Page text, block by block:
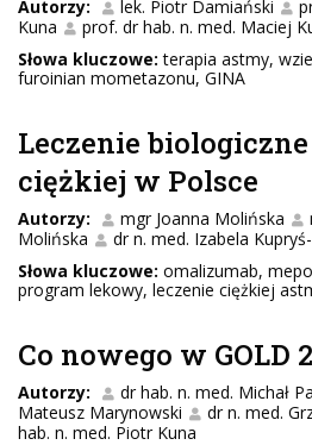
Autorzy: lek. Piotr Damiański
Kuna
prof. dr hab. n. med. Maciej
Słowa kluczowe: terapia astmy,
furoinian mometazonu, GINA
Leczenie
ciężkiej w Polsce
Autorzy: mgr Joanna Molińska
Molińska
dr n. med. Izabela
Słowa kluczowe: omalizumab,
program lekowy, leczenie ciężkiej
Co nowego w GOLD
Autorzy: dr hab. n. med. Michał
Mateusz Marynowski
dr n. med.
hab. n. med. Piotr Kuna